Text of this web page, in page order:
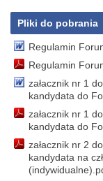
Pliki do pobrania
Regulamin
Regulamin
załacznik nr 1
kandydata do
załacznik nr 1
kandydata do
załacznik nr 2
kandydata na